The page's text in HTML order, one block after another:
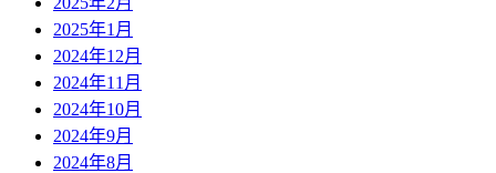
2025年1月
2024年12月
2024年11月
2024年10月
2024年9月
2024年8月